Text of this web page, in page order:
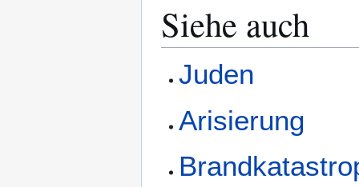
Siehe auch
Juden
Arisierung